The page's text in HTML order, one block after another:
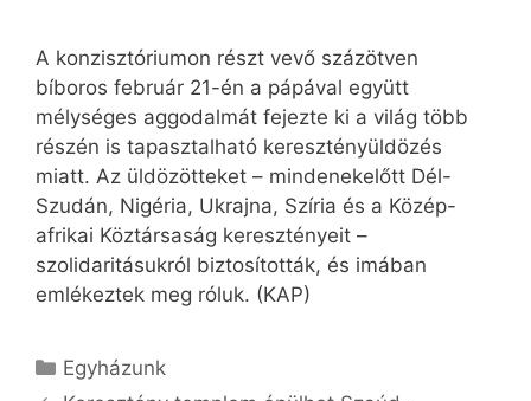
A konzisztóriumon részt vevő százötven
bíboros február 21-én a pápával együtt
mélységes aggodalmát fejezte ki a világ több
részén is tapasztalható keresztényüldözés
miatt. Az üldözötteket – mindenekelőtt Dél-
Szudán, Nigéria, Ukrajna, Szíria és a Közép-
afrikai Köztársaság keresztényeit –
szolidaritásukról biztosították, és imában
emlékeztek meg róluk. (KAP)
Kategória
Egyházunk